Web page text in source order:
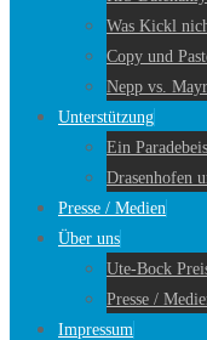
Was Kickl
Copy und
Nepp vs.
Unterstützung
Ein
Drasenhofen
Presse / Medien
Über uns
Ute-Bock
Presse /
Impressum